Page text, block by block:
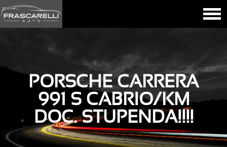
PORSCHE CARRERA
991 S CABRIO/KM
DOC. STUPENDA!!!!